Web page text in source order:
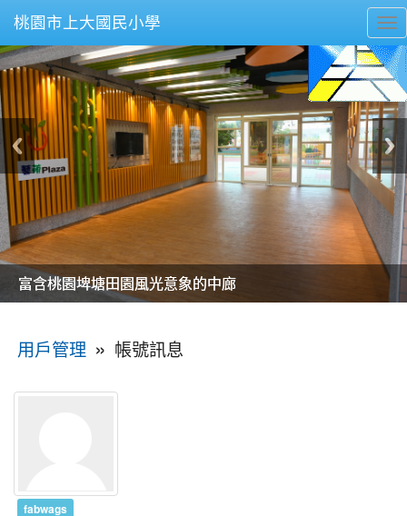
桃園市上大國民小學
美麗的操場是我們活力的來源
美麗的操場是我們活力的來源
煥然一新的小司令台
煥然一新的小司令台
富含桃園埤塘田園風光意象的中廊
富含桃園埤塘田園風光意象的中廊
嶄新的中庭廣場
嶄新的中庭廣場
水生池生生不息
水生池生生不息
用戶管理 » 帳號訊息
fabwags